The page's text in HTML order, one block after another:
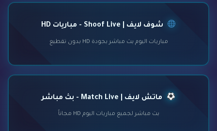
شوف لايف | Shoof Live - مباريات HD
مباريات اليوم بث مباشر بجودة HD بدون تقطيع
ماتش لايف | Match Live - بث مباشر
بث مباشر لجميع مباريات اليوم HD مجاناً